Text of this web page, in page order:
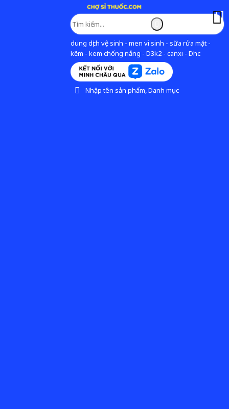
dung dịch vệ sinh - men vi sinh - sữa rửa mặt -
kẽm - kem chống nắng - D3k2 - canxi - Dhc
Nhập tên sản phẩm, Danh mục